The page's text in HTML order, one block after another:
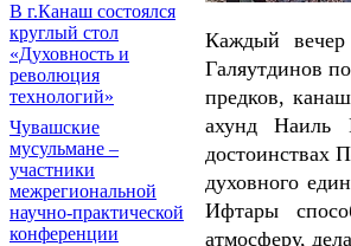
В г.Канаш состоялся
круглый стол
«Духовность и
революция
технологий»
Чувашские
мусульмане –
участники
межрегиональной
научно-практической
конференции
Каждый
Галяутдинов
предков,
ахунд Наиль
достоинствах
духовного
Ифтары
атмосферу,